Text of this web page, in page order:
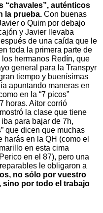
“chavales”, auténticos
la prueba. Con buenas
o Quim por debajo
y Javier llevaba
de una caída que le
toda la primera parte de
los hermanos Redín, que
general para la Transpyr
tiempo y buenísimas
apuntando maneras en
en la “7 picos”
horas. Aitor corrió
la clase que tiene
para bajar de 7h,
que dicen que muchas
en la QH (como el
en esta cima
en el 87), pero una
le obligaron a
no sólo por vuestro
sino por todo el trabajo